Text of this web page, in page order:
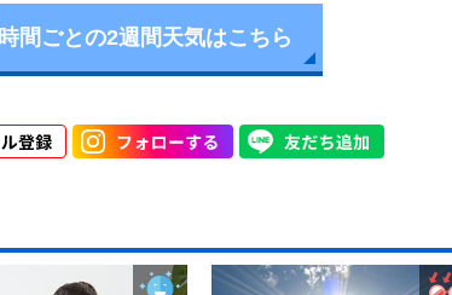
間ごとの2週間天気はこちら